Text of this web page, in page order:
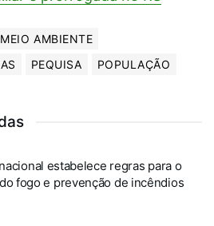
MEIO AMBIENTE
PEQUISA POPULAÇÃO
estabelece regras para o
fogo e prevenção de incêndios